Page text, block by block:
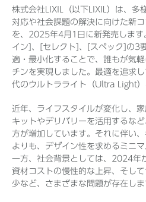
企業ニュースアーカイブ
製品ニュースアーカイブ
株式会社LIXIL（以下LIXIL）は、多
対応や社会課題の解決に向けた新
を、2025年4月1日に新発売します
イン]、[セレクト]、[スペック]の3
適・最小化することで、誰もが気
チンを実現しました。最適を追求
代のウルトラライト（Ultra Light）
近年、ライフスタイルが変化し、
キットやデリバリーを活用するな
方が増加しています。それに伴い
よりも、デザイン性を求めるミニ
一方、社会背景としては、2024年
資材コストの慢性的な上昇、そし
少など、さまざまな問題が存在しま